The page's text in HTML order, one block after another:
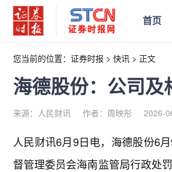
首页
您当前的位置： 证券时报 > 快讯 > 正文
海德股份：公司及
来源：人民财讯 作者：周映彤 2026-
人民财讯6月9日电， 海德股份6
督管理委员会海南监管局行政处